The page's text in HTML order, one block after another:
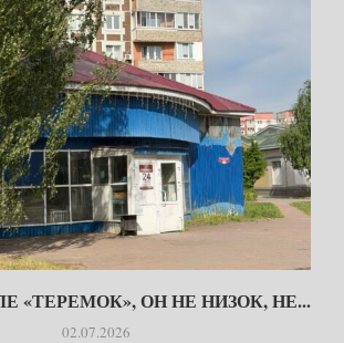
«ТЕРЕМОК», ОН НЕ НИЗОК, НЕ...
02.07.2026